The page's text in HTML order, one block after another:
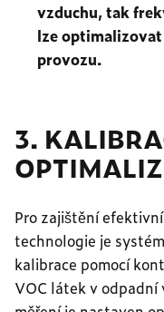
vzduchu, tak
lze
provozu.
3.
Pro zajištění
technologie je
kalibrace pomocí
VOC látek v